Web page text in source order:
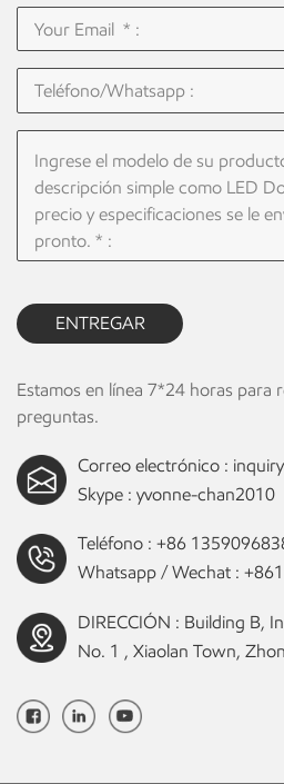
ENTREGAR
Estamos en línea 7*24 horas para
preguntas.
Correo electrónico :
Skype : yvonne-chan2010
Teléfono : +86
Whatsapp / Wechat :
DIRECCIÓN : Building B,
No. 1 , Xiaolan Town,